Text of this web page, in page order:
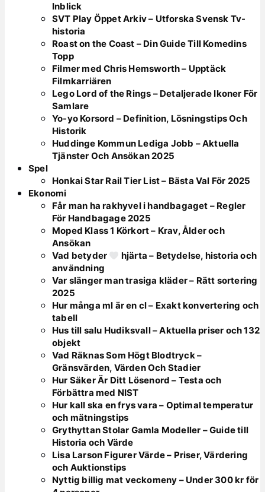
Inblick
SVT Play Öppet Arkiv – Utforska Svensk Tv-
historia
Roast on the Coast – Din Guide Till Komedins
Topp
Filmer med Chris Hemsworth – Upptäck
Filmkarriären
Lego Lord of the Rings – Detaljerade Ikoner För
Samlare
Yo-yo Korsord – Definition, Lösningstips Och
Historik
Huddinge Kommun Lediga Jobb – Aktuella
Tjänster Och Ansökan 2025
Spel
Honkai Star Rail Tier List – Bästa Val För 2025
Ekonomi
Får man ha rakhyvel i handbagaget – Regler
För Handbagage 2025
Moped Klass 1 Körkort – Krav, Ålder och
Ansökan
Vad betyder
hjärta – Betydelse, historia och
användning
Var slänger man trasiga kläder – Rätt sortering
2025
Hur många ml är en cl – Exakt konvertering och
tabell
Hus till salu Hudiksvall – Aktuella priser och 132
objekt
Vad Räknas Som Högt Blodtryck –
Gränsvärden, Värden Och Stadier
Hur Säker Är Ditt Lösenord – Testa och
Förbättra med NIST
Hur kall ska en frys vara – Optimal temperatur
och mätningstips
Grythyttan Stolar Gamla Modeller – Guide till
Historia och Värde
Lisa Larson Figurer Värde – Priser, Värdering
och Auktionstips
Nyttig billig mat veckomeny – Under 300 kr för